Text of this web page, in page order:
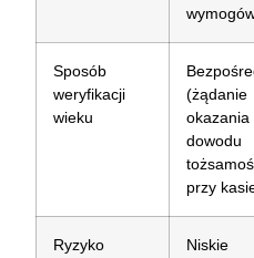
Sposób
weryfikacji
wieku
(żądanie
okazania
dowodu
przy
Ryzyko Niskie